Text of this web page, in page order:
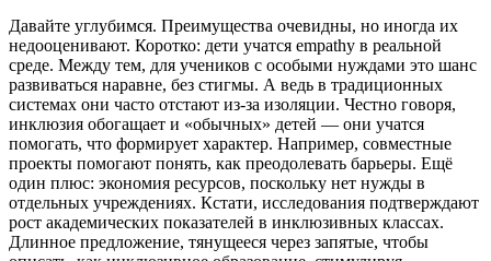
Давайте углубимся. Преимущества очевидны, но иногда их
недооценивают. Коротко: дети учатся empathy в реальной
среде. Между тем, для учеников с особыми нуждами это шанс
развиваться наравне, без стигмы. А ведь в традиционных
системах они часто отстают из-за изоляции. Честно говоря,
инклюзия обогащает и «обычных» детей — они учатся
помогать, что формирует характер. Например, совместные
проекты помогают понять, как преодолевать барьеры. Ещё
один плюс: экономия ресурсов, поскольку нет нужды в
отдельных учреждениях. Кстати, исследования подтверждают
рост академических показателей в инклюзивных классах.
Длинное предложение, тянущееся через запятые, чтобы